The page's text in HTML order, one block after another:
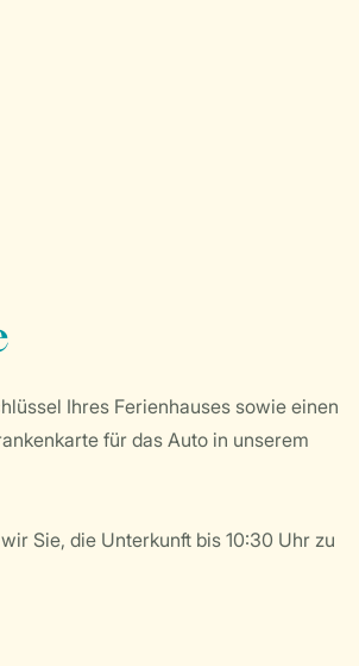
Ihres Ferienhauses sowie einen
für das Auto in unserem
Sie, die Unterkunft bis 10:30 Uhr zu